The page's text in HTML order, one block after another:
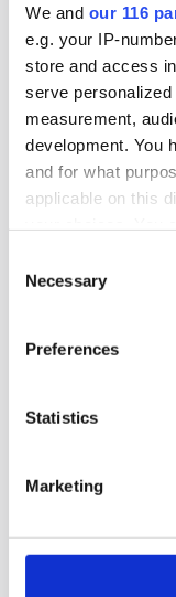
We and our 116
e.g. your IP-
store and access
serve
measurement,
development. You
and for what
applicable on this
the Privacy trigger
Find out more
and set your
We use cookies to
provide social
our social media,
provided to them
Selection
Necessary
Preferences
Statistics
Marketing
Utvalda kategorier
Annons